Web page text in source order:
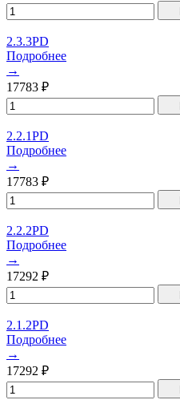
2.3.3PD
Подробнее
→
17783 ₽
2.2.1PD
Подробнее
→
17783 ₽
2.2.2PD
Подробнее
→
17292 ₽
2.1.2PD
Подробнее
→
17292 ₽